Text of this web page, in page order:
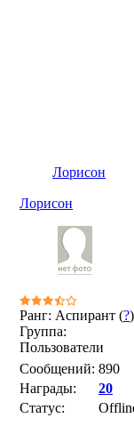
Лорисон
Лорисон
Ранг: Аспирант (?)
Группа:
Пользователи
Сообщений: 890
Награды:
20
Статус: